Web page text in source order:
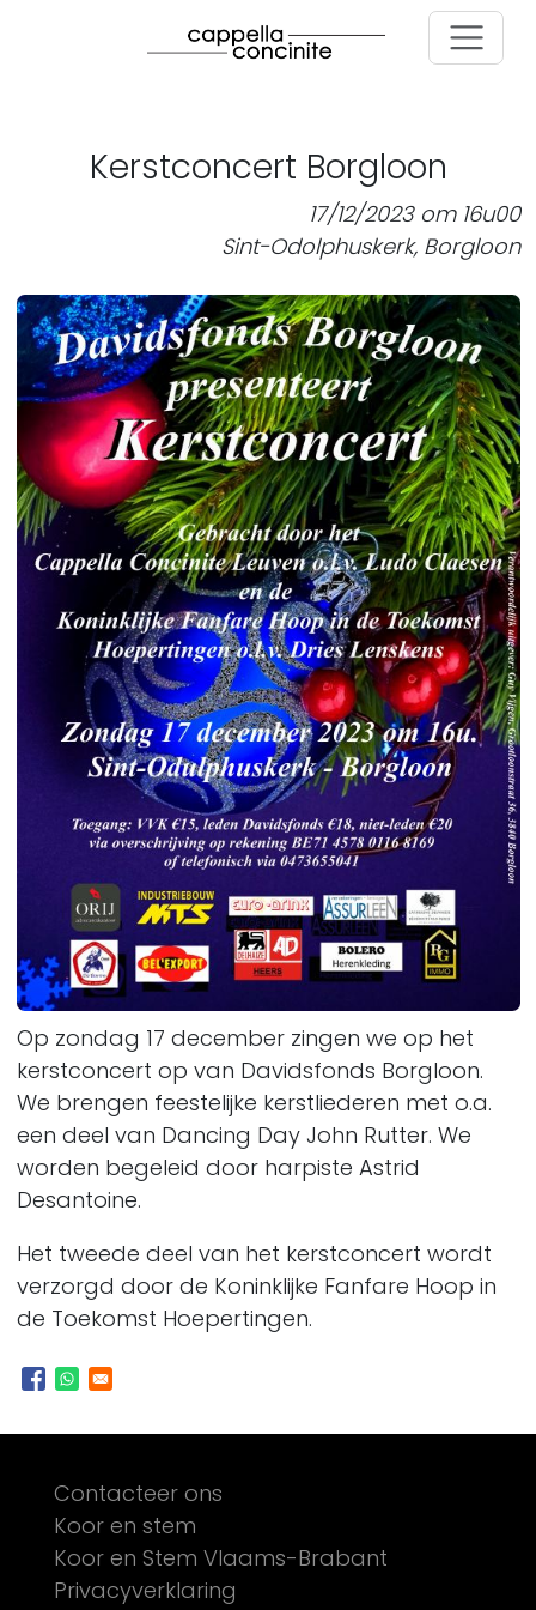
Kerstconcert Borgloon
17/12/2023 om 16u00
Sint-Odolphuskerk, Borgloon
Op zondag 17 december zingen we op het
kerstconcert op van Davidsfonds Borgloon.
We brengen feestelijke kerstliederen met o.a.
een deel van Dancing Day John Rutter. We
worden begeleid door harpiste Astrid
Desantoine.
Het tweede deel van het kerstconcert wordt
verzorgd door de Koninklijke Fanfare Hoop in
de Toekomst Hoepertingen.
Footer
Contacteer ons
Koor en stem
Koor en Stem Vlaams-Brabant
Privacyverklaring